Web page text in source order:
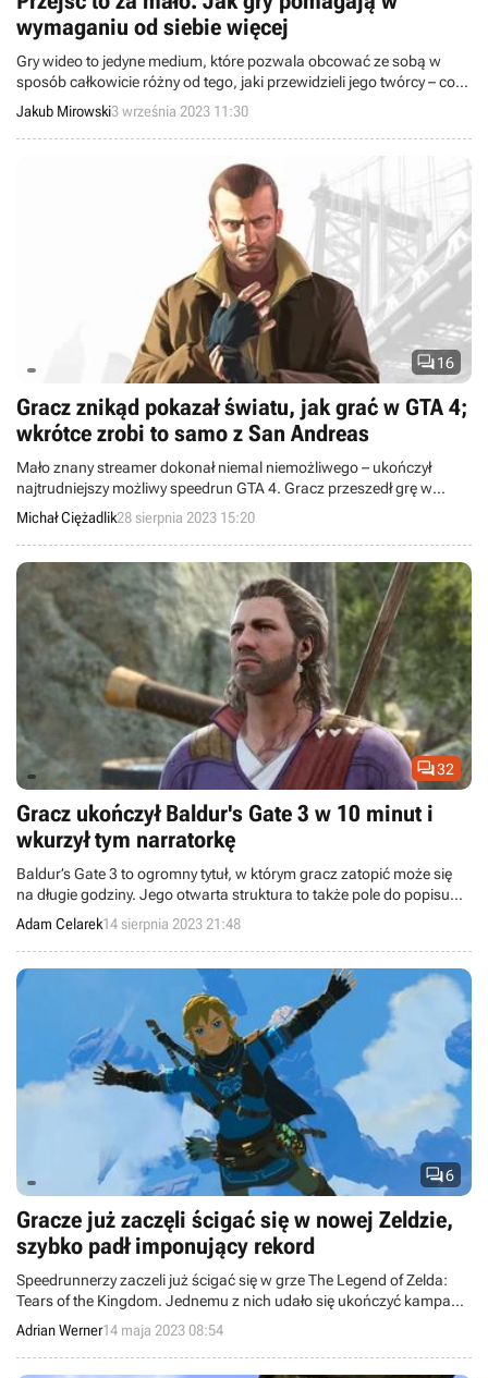
wymaganiu od siebie więcej
Gry wideo to jedyne medium, które pozwala obcować ze sobą w
sposób całkowicie różny od tego, jaki przewidzieli jego twórcy – co
prowadzi do polowania na glitche, absurdalnych speedrunów, a
czasem do wyzwań otwarcie romansujących z masochizmem.
Jakub Mirowski3 września 2023 11:30
16
Gracz znikąd pokazał światu, jak grać w GTA 4;
wkrótce zrobi to samo z San Andreas
Mało znany streamer dokonał niemal niemożliwego – ukończył
najtrudniejszy możliwy speedrun GTA 4. Gracz przeszedł grę w
niecałe 6 godzin, nie otrzymując żadnych obrażeń.
Michał Ciężadlik28 sierpnia 2023 15:20
32
Gracz ukończył Baldur's Gate 3 w 10 minut i
wkurzył tym narratorkę
Baldur’s Gate 3 to ogromny tytuł, w którym gracz zatopić może się
na długie godziny. Jego otwarta struktura to także pole do popisu
dla speedrunerów, którzy już zaczęli wymyślać sposoby na jak
najszybsze ukończenie gry Larian Studios. Uwaga na spoilery!
Adam Celarek14 sierpnia 2023 21:48
6
Gracze już zaczęli ścigać się w nowej Zeldzie,
szybko padł imponujący rekord
Speedrunnerzy zaczeli już ścigać się w grze The Legend of Zelda:
Tears of the Kingdom. Jednemu z nich udało się ukończyć kampanię
w mniej niż dwie godziny.
Adrian Werner14 maja 2023 08:54